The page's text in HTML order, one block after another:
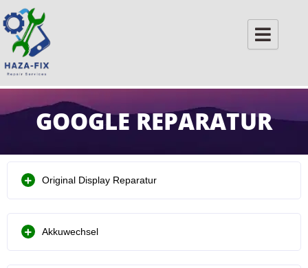
to
content
GOOGLE REPARATUR
Original Display Reparatur
Akkuwechsel